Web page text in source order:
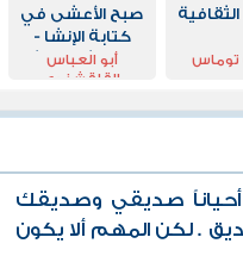
توماس
صبح الأعشى في
كتابة الإنشا -
الجزء الثالث عشر:
المقالة السادسة -
أبو العباس
القلقشندي
صديقي وصديقك
. لكن المهم ألا يكون